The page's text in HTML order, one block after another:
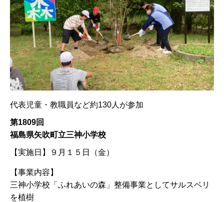
代表児童・教職員など約130人が参加
第1809回
福島県矢吹町立三神小学校
【実施日】 ９月１５日（金）
【事業内容】
三神小学校「ふれあいの森」整備事業としてサルスベリ
を植樹